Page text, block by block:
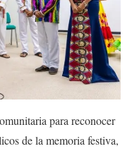
para reconocer
de la memoria festiva,